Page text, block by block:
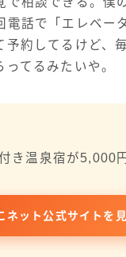
電話で「エレベー
予約してるけど、
てるみたいや。
き温泉宿が5,000
ネット公式サイトを